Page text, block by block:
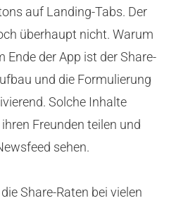
auf Landing-Tabs. Der
überhaupt nicht. Warum
Ende der App ist der Share-
und die Formulierung
Solche Inhalte
Freunden teilen und
sehen.
Share-Raten bei vielen